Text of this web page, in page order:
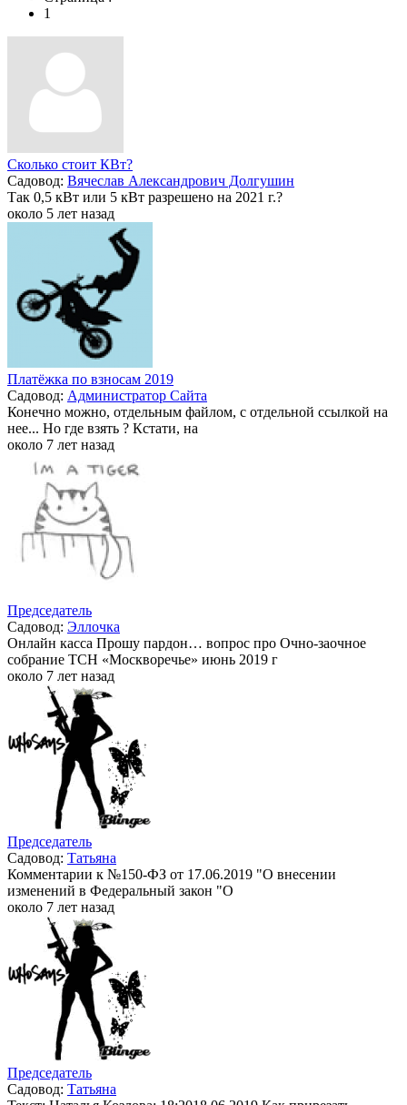
1
Сколько стоит КВт?
Садовод: Вячеслав Александрович Долгушин
Так 0,5 кВт или 5 кВт разрешено на 2021 г.?
около 5 лет назад
Платёжка по взносам 2019
Садовод: Администратор Сайта
Конечно можно, отдельным файлом, с отдельной ссылкой на
нее... Но где взять ? Кстати, на
около 7 лет назад
Председатель
Садовод: Эллочка
Онлайн касса Прошу пардон… вопрос про Очно-заочное
собрание ТСН «Москворечье» июнь 2019 г
около 7 лет назад
Председатель
Садовод: Татьяна
Комментарии к №150-ФЗ от 17.06.2019 "О внесении
изменений в Федеральный закон "О
около 7 лет назад
Председатель
Садовод: Татьяна